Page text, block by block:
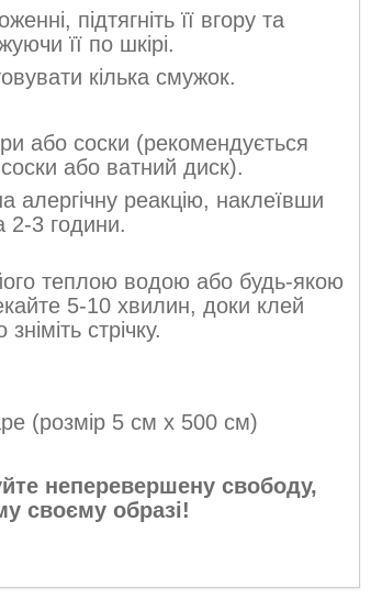
підтягніть її вгору та
її по шкірі.
кілька смужок.
або соски (рекомендується
або ватний диск).
реакцію, наклеївши
2-3 години.
теплою водою або будь-якою
5-10 хвилин, доки клей
стрічку.
(розмір 5 см х 500 см)
неперевершену свободу,
своєму образі!